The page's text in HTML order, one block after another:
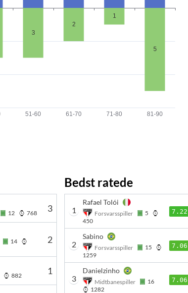
12 768 3
14
2
882 1
Bedst ratede
1
Rafael Tolói
Forsvarsspiller
5
450
7.22
2
Sabino
Forsvarsspiller
15
1259
7.06
3
Danielzinho
Midtbanespiller
16
1282
7.06